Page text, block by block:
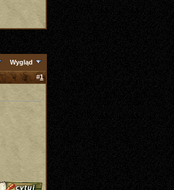
Wygląd
#1